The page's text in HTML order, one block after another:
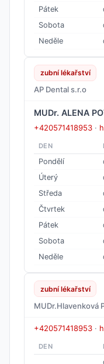
Pátek
Sobota
Neděle
zubní lékařství
AP Dental s.r.o
MUDr. ALENA
+420571418953 ·
DEN
Pondělí
Úterý
Středa
Čtvrtek
Pátek
Sobota
Neděle
zubní lékařství
MUDr.Hlavenková
+420571418953 ·
DEN